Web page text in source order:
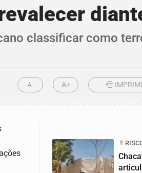
classificar como
A- A+